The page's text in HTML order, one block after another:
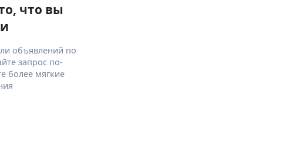
что вы
объявлений по
запрос по-
более мягкие